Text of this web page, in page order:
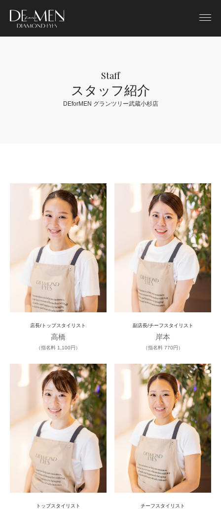
Staff
スタッフ紹介
DEforMEN グランツリー武蔵小杉店
店長/トップスタイリスト
高橋
（指名料 1,100円）
副店長/チーフスタイリスト
岸本
（指名料 770円）
トップスタイリスト チーフスタイリスト